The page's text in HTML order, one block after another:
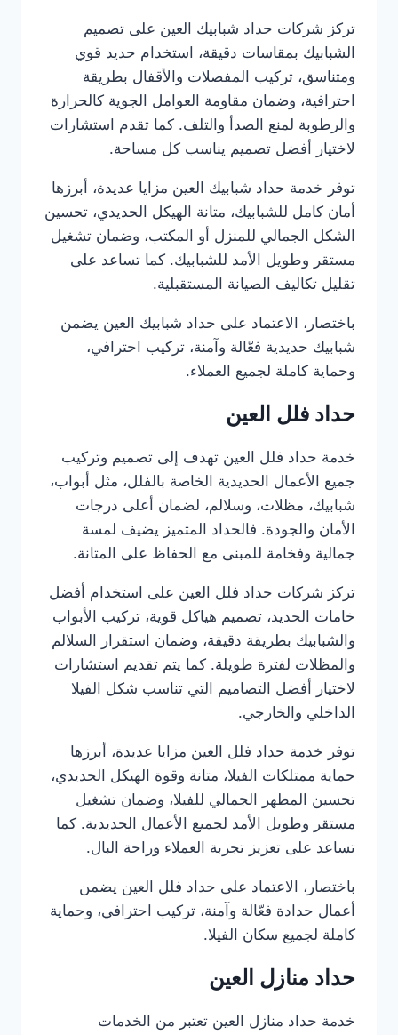
تركز شركات حداد شبابيك العين على تصميم
الشبابيك بمقاسات دقيقة، استخدام حديد قوي
ومتناسق، تركيب المفصلات والأقفال بطريقة
احترافية، وضمان مقاومة العوامل الجوية كالحرارة
والرطوبة لمنع الصدأ والتلف. كما تقدم استشارات
لاختيار أفضل تصميم يناسب كل مساحة.
توفر خدمة حداد شبابيك العين مزايا عديدة، أبرزها
أمان كامل للشبابيك، متانة الهيكل الحديدي، تحسين
الشكل الجمالي للمنزل أو المكتب، وضمان تشغيل
مستقر وطويل الأمد للشبابيك. كما تساعد على
تقليل تكاليف الصيانة المستقبلية.
باختصار، الاعتماد على حداد شبابيك العين يضمن
شبابيك حديدية فعّالة وآمنة، تركيب احترافي،
وحماية كاملة لجميع العملاء.
حداد فلل العين
خدمة حداد فلل العين تهدف إلى تصميم وتركيب
جميع الأعمال الحديدية الخاصة بالفلل، مثل أبواب،
شبابيك، مظلات، وسلالم، لضمان أعلى درجات
الأمان والجودة. فالحداد المتميز يضيف لمسة
جمالية وفخامة للمبنى مع الحفاظ على المتانة.
تركز شركات حداد فلل العين على استخدام أفضل
خامات الحديد، تصميم هياكل قوية، تركيب الأبواب
والشبابيك بطريقة دقيقة، وضمان استقرار السلالم
والمظلات لفترة طويلة. كما يتم تقديم استشارات
لاختيار أفضل التصاميم التي تناسب شكل الفيلا
الداخلي والخارجي.
توفر خدمة حداد فلل العين مزايا عديدة، أبرزها
حماية ممتلكات الفيلا، متانة وقوة الهيكل الحديدي،
تحسين المظهر الجمالي للفيلا، وضمان تشغيل
مستقر وطويل الأمد لجميع الأعمال الحديدية. كما
تساعد على تعزيز تجربة العملاء وراحة البال.
باختصار، الاعتماد على حداد فلل العين يضمن
أعمال حدادة فعّالة وآمنة، تركيب احترافي، وحماية
كاملة لجميع سكان الفيلا.
حداد منازل العين
خدمة حداد منازل العين تعتبر من الخدمات